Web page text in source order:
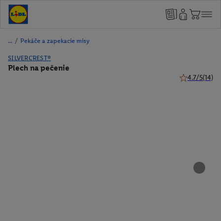
/ Pekáče a zapekacie misy
SILVERCREST®
Plech na pečenie
4.7/5(14)